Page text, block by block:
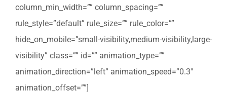
column_min_width=”” column_spacing=””
rule_style=”default” rule_size=”” rule_color=””
hide_on_mobile=”small-visibility,medium-visibility,large-
visibility” class=”” id=”” animation_type=””
animation_direction=”left” animation_speed=”0.3″
animation_offset=””]